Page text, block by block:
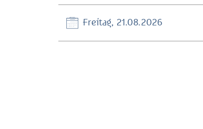
Freitag, 21.08.2026